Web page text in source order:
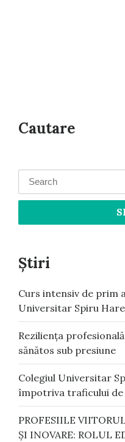
Cautare
for:
Știri
Curs intensiv de prim
Universitar Spiru
Reziliența
sănătos sub presiune
Colegiul Universitar
împotriva traficului de
PROFESIILE
ŞI INOVARE: ROLUL